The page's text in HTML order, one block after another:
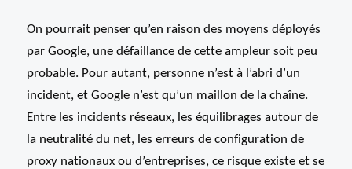
On pourrait penser qu’en raison des moyens déployés
par Google, une défaillance de cette ampleur soit peu
probable. Pour autant, personne n’est à l’abri d’un
incident, et Google n’est qu’un maillon de la chaîne.
Entre les incidents réseaux, les équilibrages autour de
la neutralité du net, les erreurs de configuration de
proxy nationaux ou d’entreprises, ce risque existe et se